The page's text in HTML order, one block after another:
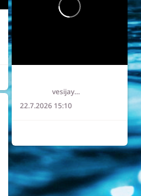
vesijaymparisto
22.7.2026 15:10